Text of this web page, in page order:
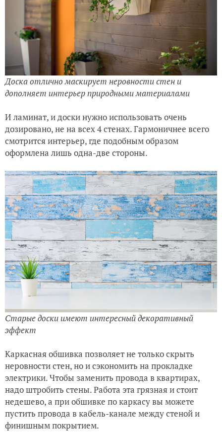
Доска отлично маскирует неровности стен и
дополняет интерьер природными материалами
И ламинат, и доски нужно использовать очень
дозировано, не на всех 4 стенах. Гармоничнее всего
смотрится интерьер, где подобным образом
оформлена лишь одна-две стороны.
Старые доски имеют интересный декоративный
эффект
Каркасная обшивка позволяет не только скрыть
неровности стен, но и сэкономить на прокладке
электрики. Чтобы заменить провода в квартирах,
надо штробить стены. Работа эта грязная и стоит
недешево, а при обшивке по каркасу вы можете
пустить провода в кабель-канале между стеной и
финишным покрытием.